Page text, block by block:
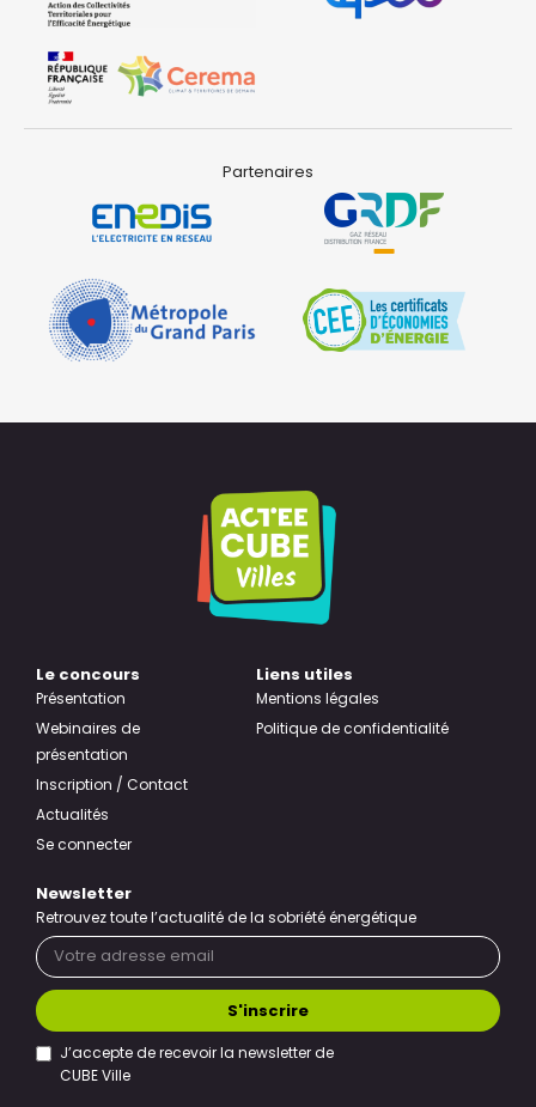
Partenaires
Le concours
Présentation
Webinaires de
présentation
Inscription / Contact
Actualités
Se connecter
Liens utiles
Mentions légales
Politique de confidentialité
Newsletter
Retrouvez toute l’actualité de la sobriété énergétique
J’accepte de recevoir la newsletter de
CUBE Ville
S'inscrire